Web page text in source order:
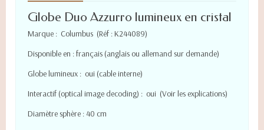
Globe Duo Azzurro lumineux en cristal
Marque : Columbus (Réf : K244089)
Disponible en : français (anglais ou allemand sur demande)
Globe lumineux : oui (cable interne)
Interactif (optical image decoding) : oui (Voir les explications)
Diamètre sphère : 40 cm